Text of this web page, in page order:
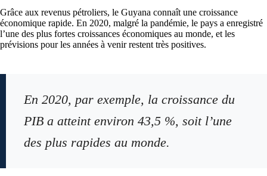
Grâce aux revenus pétroliers, le Guyana connaît une croissance
économique rapide. En 2020, malgré la pandémie, le pays a enregistré
l’une des plus fortes croissances économiques au monde, et les
prévisions pour les années à venir restent très positives.
En 2020, par exemple, la croissance du
PIB a atteint environ 43,5 %, soit l’une
des plus rapides au monde.